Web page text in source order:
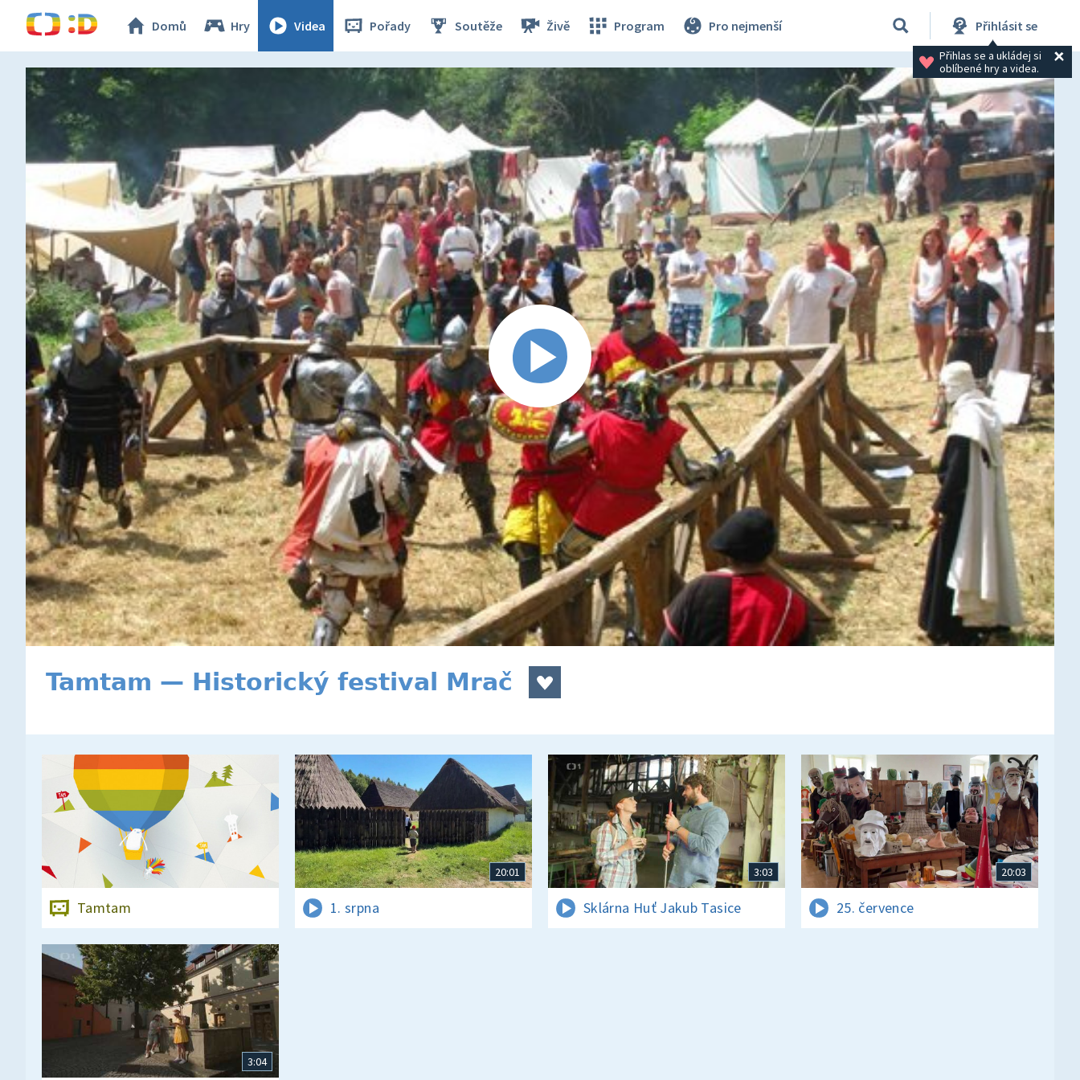
Domů Hry Videa Pořady Soutěže Živě Program Pro nejmenší Přihlásit se
Přihlas se a ukládej si
oblíbené hry a videa.
Tamtam — Historický festival Mrač
Tamtam
20:01
1. srpna
3:03
Sklárna Huť Jakub Tasice
20:03
25. července
3:04